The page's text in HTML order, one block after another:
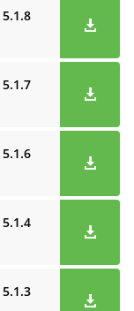
5.1.8
5.1.7
5.1.6
5.1.4
5.1.3